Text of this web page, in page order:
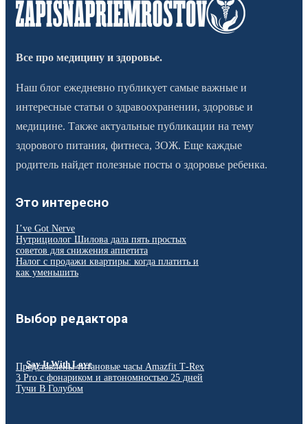
Все про медицину и здоровье.
Наш блог ежедневно публикует самые важные и
интересные статьи о здравоохранении, здоровье и
медицине. Также актуальные публикации на тему
здорового питания, фитнеса, ЗОЖ. Еще каждые
родитель найдет полезные посты о здоровье ребенка.
Это интересно
I’ve Got Nerve
Нутрициолог Шилова дала пять простых
советов для снижения аппетита
Налог с продажи квартиры: когда платить и
как уменьшить
Выбор редактора
Say It With Love
Представлены титановые часы Amazfit T‑Rex
3 Pro с фонариком и автономностью 25 дней
Тучи В Голубом